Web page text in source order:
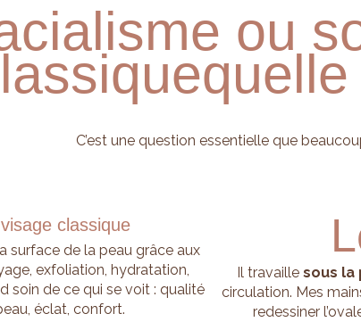
ou
C’est une question essentielle que
classique
surface de la peau grâce aux
exfoliation, hydratation,
soin de ce qui se voit : qualité
éclat, confort.
Il travaille sous la
circulation. Mes
redessiner